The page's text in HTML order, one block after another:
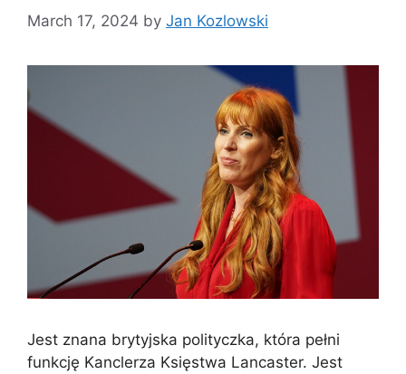
March 17, 2024 by Jan Kozlowski
Jest znana brytyjska polityczka, która pełni
funkcję Kanclerza Księstwa Lancaster. Jest